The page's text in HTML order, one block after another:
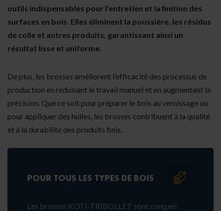
outils indispensables pour l’entretien et la finition des
surfaces en bois. Elles éliminent la poussière, les résidus
de colle et autres produits, garantissant ainsi un
résultat lisse et uniforme.
De plus, les brosses améliorent l’efficacité des processus de
production en réduisant le travail manuel et en augmentant la
précision. Que ce soit pour préparer le bois au vernissage ou
pour appliquer des huiles, les brosses contribuent à la qualité
et à la durabilité des produits finis.
POUR TOUS LES TYPES DE BOIS
Les brosses KOTI-TRIBOLLET sont conçues